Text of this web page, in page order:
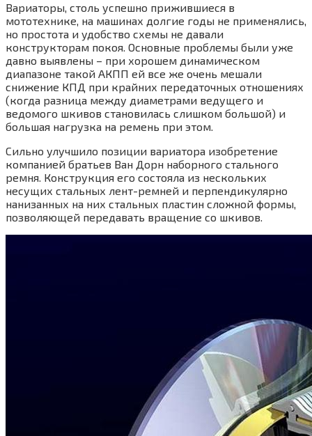
Вариаторы, столь успешно прижившиеся в
мототехнике, на машинах долгие годы не применялись,
но простота и удобство схемы не давали
конструкторам покоя. Основные проблемы были уже
давно выявлены – при хорошем динамическом
диапазоне такой АКПП ей все же очень мешали
снижение КПД при крайних передаточных отношениях
(когда разница между диаметрами ведущего и
ведомого шкивов становилась слишком большой) и
большая нагрузка на ремень при этом.
Сильно улучшило позиции вариатора изобретение
компанией братьев Ван Дорн наборного стального
ремня. Конструкция его состояла из нескольких
несущих стальных лент-ремней и перпендикулярно
нанизанных на них стальных пластин сложной формы,
позволяющей передавать вращение со шкивов.